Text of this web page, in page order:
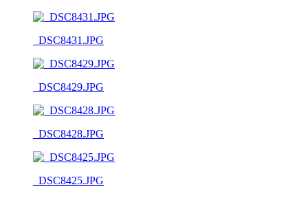
_DSC8431.JPG
_DSC8429.JPG
_DSC8428.JPG
_DSC8425.JPG